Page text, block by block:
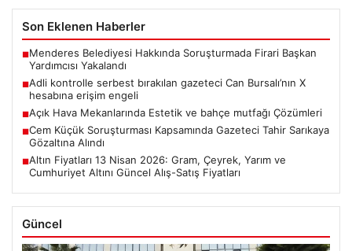
Son Eklenen Haberler
■Menderes Belediyesi Hakkında Soruşturmada Firari Başkan
Yardımcısı Yakalandı
■Adli kontrolle serbest bırakılan gazeteci Can Bursalı’nın X
hesabına erişim engeli
■Açık Hava Mekanlarında Estetik ve bahçe mutfağı Çözümleri
■Cem Küçük Soruşturması Kapsamında Gazeteci Tahir Sarıkaya
Gözaltına Alındı
■Altın Fiyatları 13 Nisan 2026: Gram, Çeyrek, Yarım ve
Cumhuriyet Altını Güncel Alış-Satış Fiyatları
Güncel